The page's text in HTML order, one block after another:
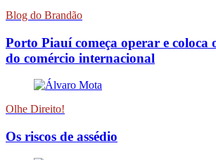
Blog do Brandão
Porto Piauí começa operar e coloca
do comércio internacional
Olhe Direito!
Os riscos de assédio